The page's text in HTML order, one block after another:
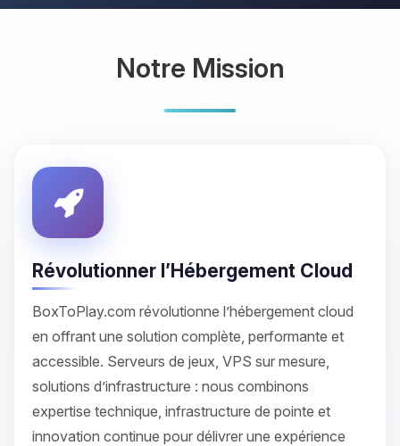
Notre Mission
Révolutionner l’Hébergement Cloud
BoxToPlay.com révolutionne l’hébergement cloud
en offrant une solution complète, performante et
accessible. Serveurs de jeux, VPS sur mesure,
solutions d’infrastructure : nous combinons
expertise technique, infrastructure de pointe et
innovation continue pour délivrer une expérience